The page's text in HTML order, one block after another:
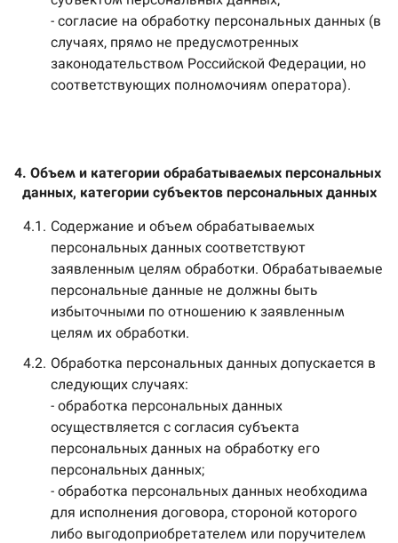
- согласие на обработку персональных данных (в
случаях, прямо не предусмотренных
законодательством Российской Федерации, но
соответствующих полномочиям оператора).
4. Объем и категории обрабатываемых персональных
данных, категории субъектов персональных данных
4.1. Содержание и объем обрабатываемых
персональных данных соответствуют
заявленным целям обработки. Обрабатываемые
персональные данные не должны быть
избыточными по отношению к заявленным
целям их обработки.
4.2. Обработка персональных данных допускается в
следующих случаях:
- обработка персональных данных
осуществляется с согласия субъекта
персональных данных на обработку его
персональных данных;
- обработка персональных данных необходима
для исполнения договора, стороной которого
либо выгодоприобретателем или поручителем